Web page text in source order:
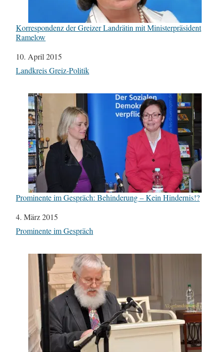
Korrespondenz der Greizer Landrätin mit Ministerpräsident
Ramelow
Datum
10. April 2015
In Bezug auf
Landkreis Greiz-Politik
Prominente im Gespräch: Behinderung – Kein Hindernis!?
Datum
4. März 2015
In Bezug auf
Prominente im Gespräch